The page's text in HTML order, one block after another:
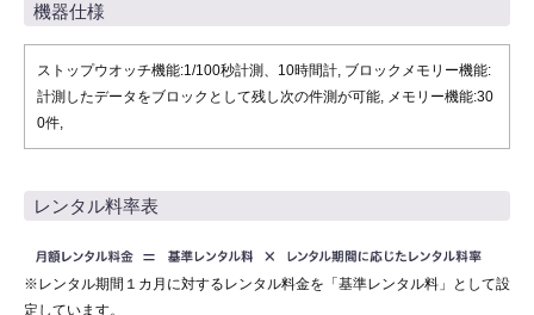
機器仕様
ストップウオッチ機能:1/100秒計測、10時間計, ブロックメモリー機能:
計測したデータをブロックとして残し次の件測が可能, メモリー機能:30
0件,
レンタル料率表
※レンタル期間１カ月に対するレンタル料金を「基準レンタル料」として設
定しています。